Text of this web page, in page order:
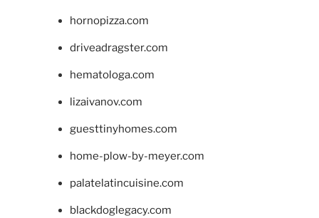
hornopizza.com
driveadragster.com
hematologa.com
lizaivanov.com
guesttinyhomes.com
home-plow-by-meyer.com
palatelatincuisine.com
blackdoglegacy.com